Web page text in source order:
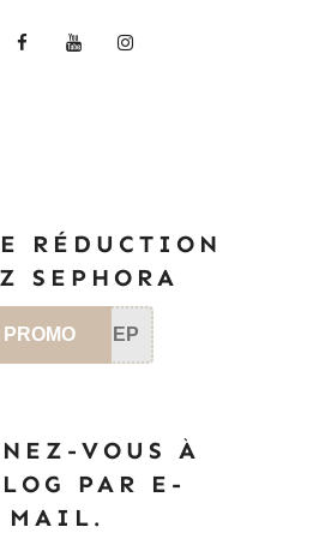
RÉDUCTION
SEPHORA
SEP
VOUS À
PAR E-
MAIL.